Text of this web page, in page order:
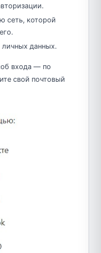
сеть, которой
данных.
входа — по
свой почтовый